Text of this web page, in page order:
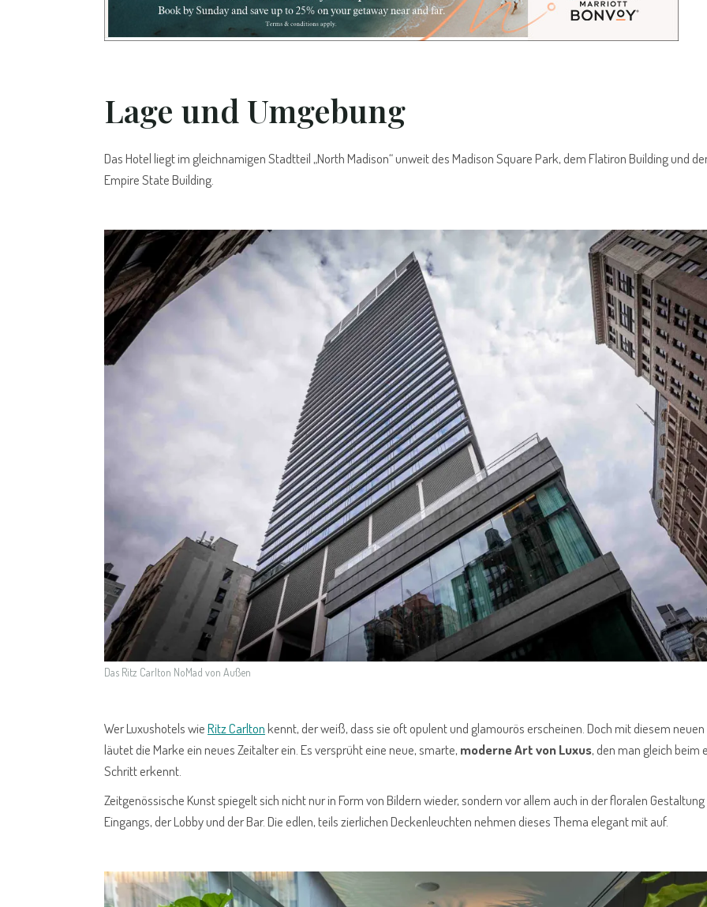
Lage und Umgebung
Das Hotel liegt im gleichnamigen Stadtteil „North Madison“ unweit des Madison Square Park, dem Flatiron Building und
Empire State Building.
Das Ritz Carlton NoMad von Außen
Wer Luxushotels wieRitz Carltonkennt, der weiß, dass sie oft opulent und glamourös erscheinen. Doch mit diesem neuen
läutet die Marke ein neues Zeitalter ein. Es versprüht eine neue, smarte, moderne Art von Luxus, den man gleich beim
Schritt erkennt.
Zeitgenössische Kunst spiegelt sich nicht nur in Form von Bildern wieder, sondern vor allem auch in der floralen Gestaltung
Eingangs, der Lobby und der Bar. Die edlen, teils zierlichen Deckenleuchten nehmen dieses Thema elegant mit auf.